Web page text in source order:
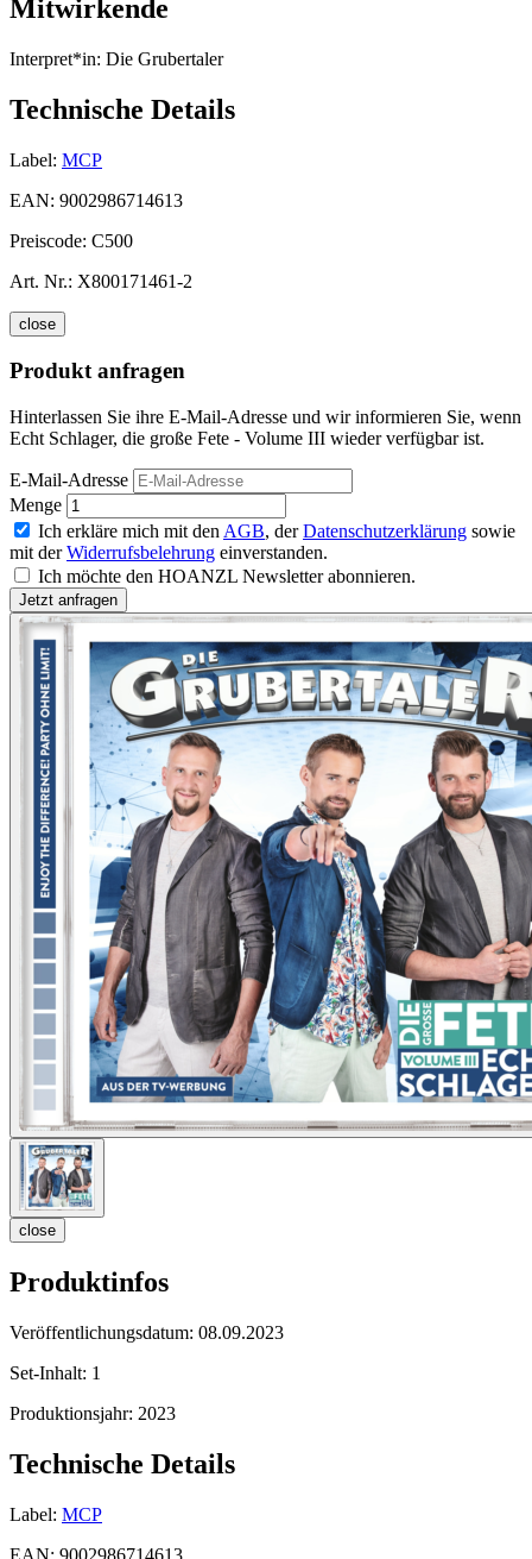
Mitwirkende
Interpret*in: Die Grubertaler
Technische Details
Label: MCP
EAN: 9002986714613
Preiscode: C500
Art. Nr.: X800171461-2
close
Produkt anfragen
Hinterlassen Sie ihre E-Mail-Adresse und wir informieren Sie, wenn
Echt Schlager, die große Fete - Volume III wieder verfügbar ist.
E-Mail-Adresse
Menge
Ich erkläre mich mit den AGB, derDatenschutzerklärung sowie
mit derWiderrufsbelehrung einverstanden.
Ich möchte den HOANZL Newsletter abonnieren.
close
Produktinfos
Veröffentlichungsdatum: 08.09.2023
Set-Inhalt: 1
Produktionsjahr: 2023
Technische Details
Label: MCP
EAN: 9002986714613